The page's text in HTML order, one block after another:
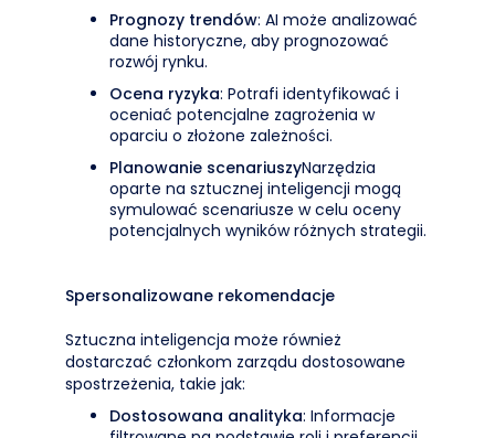
Prognozy trendów: AI może analizować
dane historyczne, aby prognozować
rozwój rynku.
Ocena ryzyka: Potrafi identyfikować i
oceniać potencjalne zagrożenia w
oparciu o złożone zależności.
Planowanie scenariuszyNarzędzia
oparte na sztucznej inteligencji mogą
symulować scenariusze w celu oceny
potencjalnych wyników różnych strategii.
Spersonalizowane rekomendacje
Sztuczna inteligencja może również
dostarczać członkom zarządu dostosowane
spostrzeżenia, takie jak:
Dostosowana analityka: Informacje